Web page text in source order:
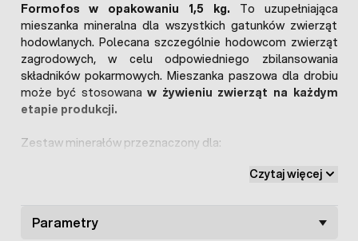
Formofos w opakowaniu 1,5 kg. To uzupełniająca
mieszanka mineralna dla wszystkich gatunków zwierząt
hodowlanych. Polecana szczególnie hodowcom zwierząt
zagrodowych, w celu odpowiedniego zbilansowania
składników pokarmowych. Mieszanka paszowa dla drobiu
może być stosowanaw żywieniu zwierząt na każdym
etapie produkcji.
Zestaw minerałów przeznaczony dla:
Drobiu w okresie odchowu i nieśności:kury,
Przeżuwacze:
Czytaj więcej
Parametry